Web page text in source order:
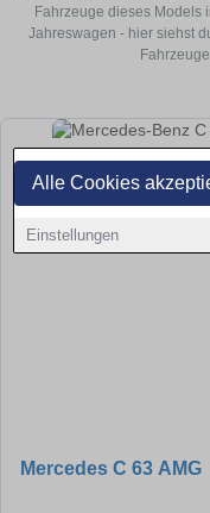
Alle Cookies
Einstellungen
Fahrzeuge dieses Models
Jahreswagen - hier siehst
Mercedes C 63 AMG